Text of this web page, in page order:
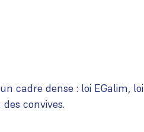
cadre dense : loi EGalim, loi
convives.